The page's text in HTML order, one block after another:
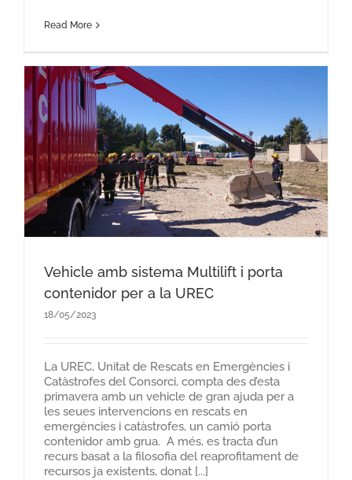
Read More
Vehicle amb sistema Multilift i porta
contenidor per a la UREC
18/05/2023
La UREC, Unitat de Rescats en Emergències i
Catàstrofes del Consorci, compta des d’esta
primavera amb un vehicle de gran ajuda per a
les seues intervencions en rescats en
emergències i catàstrofes, un camió porta
contenidor amb grua. A més, es tracta d’un
recurs basat a la filosofia del reaprofitament de
recursos ja existents, donat [...]